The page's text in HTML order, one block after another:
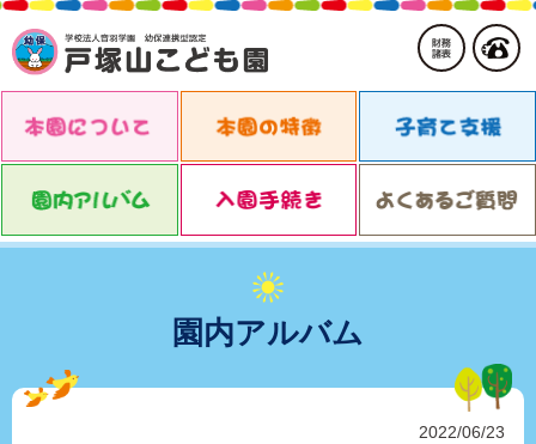
園内アルバム
2022/06/23